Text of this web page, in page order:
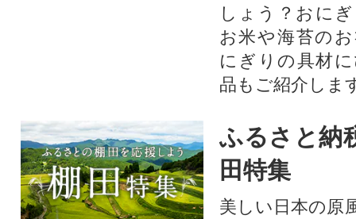
しょう？おに
お米や海苔の
にぎりの具材
品もご紹介しま
ふるさと納
田特集
美しい日本の原